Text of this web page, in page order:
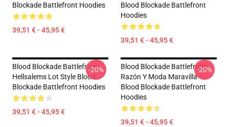
Blockade Battlefront Hoodies
39,51 € - 45,95 €
Blood Blockade Battlefront
Hoodies
39,51 € - 45,95 €
Blood Blockade Battlefront
Hellsalems Lot Style Blood
Blockade Battlefront Hoodies
39,51 € - 45,95 €
-20%
Blood Blockade Battlefront
Razón Y Moda Maravilla
Blood Blockade Battlefront
Hoodies
39,51 € - 45,95 €
-20%